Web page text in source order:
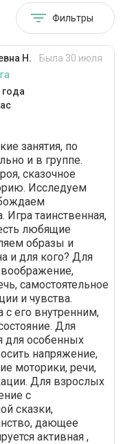
Фильтры
Н.
Была 30 июля
года
занятия, по
и в группе.
сказочное
Исследуем
Игра таинственная,
любящие
образы и
и для кого? Для
воображение,
самостоятельное
и чувства.
его внутренним,
Для
для особенных
напряжение,
моторики, речи,
Для взрослых
с
сказки,
дающее
активная ,